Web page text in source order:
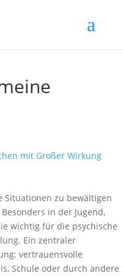
mit Großer Wirkung
Situationen zu bewältigen
in der Jugend,
wichtig für die psychische
Ein zentraler
vertrauensvolle
Schule oder durch andere